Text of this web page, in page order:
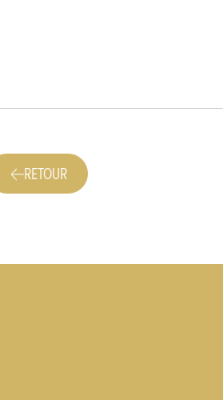
RETOUR